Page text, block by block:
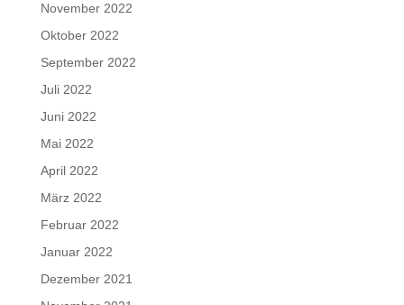
November 2022
Oktober 2022
September 2022
Juli 2022
Juni 2022
Mai 2022
April 2022
März 2022
Februar 2022
Januar 2022
Dezember 2021